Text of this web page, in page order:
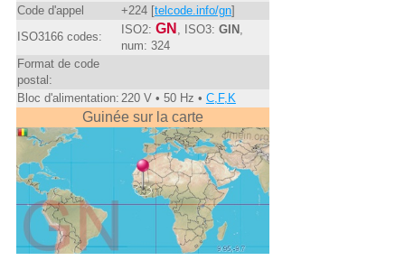
Code d'appel
+224 [telcode.info/gn]
ISO3166 codes:
ISO2: GN , ISO3: GIN,
num: 324
Format de code
postal:
Bloc d'alimentation: 220 V • 50 Hz • C,F,K
Guinée sur la carte